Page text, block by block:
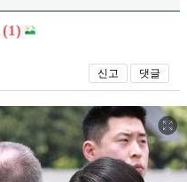
(1)
신고 댓글